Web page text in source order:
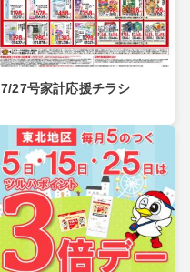
7/27号家計応援チラシ